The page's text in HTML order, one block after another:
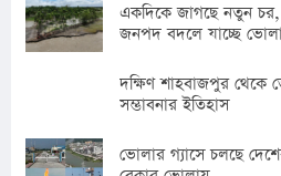
একদিকে জাগছে নতুন চর,
জনপদ বদলে যাচ্ছে
দক্ষিণ শাহবাজপুর থেকে
সম্ভাবনার ইতিহাস
ভোলার গ্যাসে চলছে